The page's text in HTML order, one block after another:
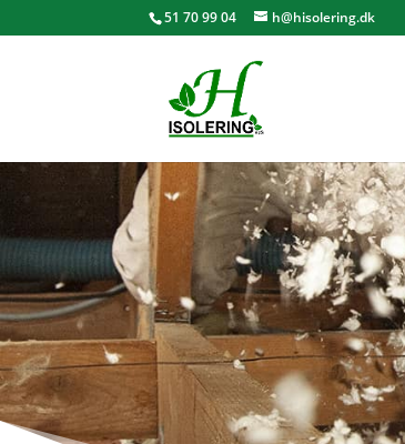
51 70 99 04 h@hisolering.dk